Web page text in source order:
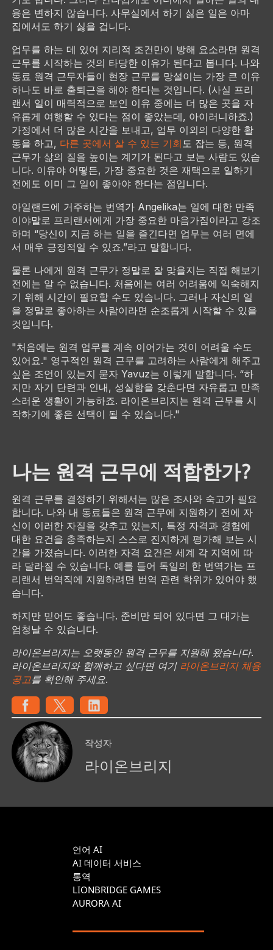
용은 변하지 않습니다. 사무실에서 하기 싫은 일은 아마
집에서도 하기 싫을 겁니다.
업무를 하는 데 있어 지리적 조건만이 방해 요소라면 원격
근무를 시작하는 것의 타당한 이유가 된다고 봅니다. 나와
동료 원격 근무자들이 현장 근무를 망설이는 가장 큰 이유
하나도 바로 출퇴근을 해야 한다는 것입니다. (사실 프리
랜서 일이 매력적으로 보인 이유 중에는 더 많은 곳을 자
유롭게 여행할 수 있다는 점이 좋았는데, 아이러니하죠.)
가정에서 더 많은 시간을 보내고, 업무 이외의 다양한 활
동을 하고, 다른 곳에서 살 수 있는 기회도 잡는 등, 원격
근무가 삶의 질을 높이는 계기가 된다고 보는 사람도 있습
니다. 이유야 어떻든, 가장 중요한 것은 재택으로 일하기
전에도 이미 그 일이 좋아야 한다는 점입니다.
아일랜드에 거주하는 번역가 Angelika는 일에 대한 만족
이야말로 프리랜서에게 가장 중요한 마음가짐이라고 강조
하며 “당신이 지금 하는 일을 즐긴다면 업무는 여러 면에
서 매우 긍정적일 수 있죠.”라고 말합니다.
물론 나에게 원격 근무가 정말로 잘 맞을지는 직접 해보기
전에는 알 수 없습니다. 처음에는 여러 어려움에 익숙해지
기 위해 시간이 필요할 수도 있습니다. 그러나 자신의 일
을 정말로 좋아하는 사람이라면 순조롭게 시작할 수 있을
것입니다.
"처음에는 원격 업무를 계속 이어가는 것이 어려울 수도
있어요." 영구적인 원격 근무를 고려하는 사람에게 해주고
싶은 조언이 있는지 묻자 Yavuz는 이렇게 말합니다. “하
지만 자기 단련과 인내, 성실함을 갖춘다면 자유롭고 만족
스러운 생활이 가능하죠. 라이온브리지는 원격 근무를 시
작하기에 좋은 선택이 될 수 있습니다."
나는 원격 근무에 적합한가?
원격 근무를 결정하기 위해서는 많은 조사와 숙고가 필요
합니다. 나와 내 동료들은 원격 근무에 지원하기 전에 자
신이 이러한 자질을 갖추고 있는지, 특정 자격과 경험에
대한 요건을 충족하는지 스스로 진지하게 평가해 보는 시
간을 가졌습니다. 이러한 자격 요건은 세계 각 지역에 따
라 달라질 수 있습니다. 예를 들어 독일의 한 번역가는 프
리랜서 번역직에 지원하려면 번역 관련 학위가 있어야 했
습니다.
하지만 믿어도 좋습니다. 준비만 되어 있다면 그 대가는
엄청날 수 있습니다.
라이온브리지는 오랫동안 원격 근무를 지원해 왔습니다.
라이온브리지와 함께하고 싶다면 여기 라이온브리지 채용
공고를 확인해 주세요.
작성자
라이온브리지
언어 AI
AI 데이터 서비스
통역
LIONBRIDGE GAMES
AURORA AI